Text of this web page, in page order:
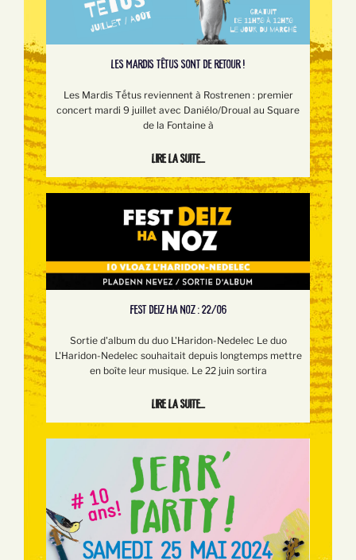
LES MARDIS TÊTUS SONT DE RETOUR !
Les Mardis Tếtus reviennent à Rostrenen : premier
concert mardi 9 juillet avec Daniélo/Droual au Square
de la Fontaine à
Lire la suite...
FEST DEIZ HA NOZ : 22/06
Sortie d'album du duo L'Haridon-Nedelec Le duo
L'Haridon-Nedelec souhaitait depuis longtemps mettre
en boîte leur musique. Le 22 juin sortira
Lire la suite...